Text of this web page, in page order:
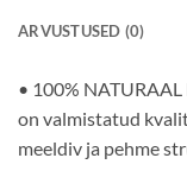
ARVUSTUSED (0)
• 100%
on valmistatud
meeldiv ja pehme